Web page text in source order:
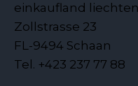
einkaufland
Zollstrasse 23
FL-9494 Schaan
Tel. +423 237 77 88